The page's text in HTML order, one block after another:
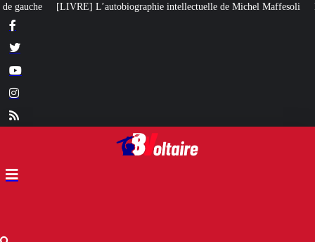
intellectuelle de Michel Maffesoli Pour regagner son influence en